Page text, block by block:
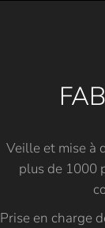
Veille et mise à
plus de 1000
Prise en charge